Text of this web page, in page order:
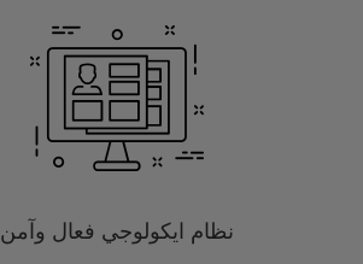
نظام ايكولوجي فعال وآمن